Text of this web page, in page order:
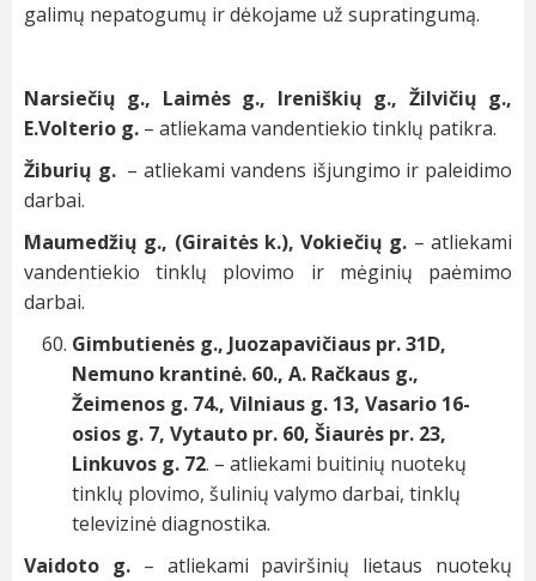
galimų nepatogumų ir dėkojame už supratingumą.
Narsiečių g., Laimės g., Ireniškių g., Žilvičių g.,
E.Volterio g. – atliekama vandentiekio tinklų patikra.
Žiburių g.– atliekami vandens išjungimo ir paleidimo
darbai.
Maumedžių g., (Giraitės k.),Vokiečių g. – atliekami
vandentiekio tinklų plovimo ir mėginių paėmimo
darbai.
Gimbutienės g., Juozapavičiaus pr. 31D,
Nemuno krantinė. 60., A. Račkaus g.,
Žeimenos g. 74., Vilniaus g. 13, Vasario 16-
osios g. 7, Vytauto pr. 60, Šiaurės pr. 23,
Linkuvos g. 72. – atliekami buitinių nuotekų
tinklų plovimo, šulinių valymo darbai, tinklų
televizinė diagnostika.
Vaidoto g.– atliekami paviršinių lietaus nuotekų